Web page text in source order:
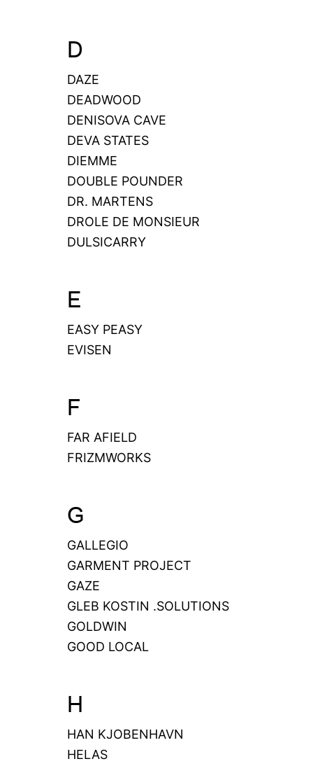
D
DAZE
DEADWOOD
DENISOVA CAVE
DEVA STATES
DIEMME
DOUBLE POUNDER
DR. MARTENS
DROLE DE MONSIEUR
DULSICARRY
E
EASY PEASY
EVISEN
F
FAR AFIELD
FRIZMWORKS
G
GALLEGIO
GARMENT PROJECT
GAZE
GLEB KOSTIN .SOLUTIONS
GOLDWIN
GOOD LOCAL
H
HAN KJOBENHAVN
HELAS